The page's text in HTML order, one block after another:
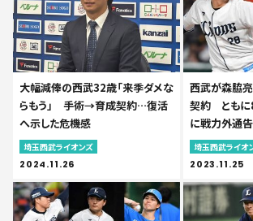
大幅減俸の西武32歳「来季ダメな
らもう」 手術→育成契約…復活
へ示した危機感
埼玉西武ライオンズ
2024.11.26
西武が森脇
契約 ともに
に戦力外通告
埼玉西武ライオ
2023.11.25